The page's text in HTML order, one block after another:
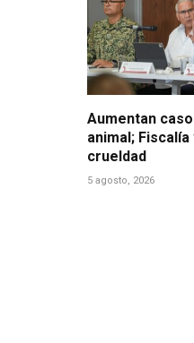
Aumentan
animal;
crueldad
5 agosto, 2026